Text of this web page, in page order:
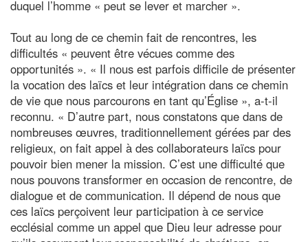
duquel l’homme « peut se lever et marcher ».
Tout au long de ce chemin fait de rencontres, les
difficultés « peuvent être vécues comme des
opportunités ». « Il nous est parfois difficile de présenter
la vocation des laïcs et leur intégration dans ce chemin
de vie que nous parcourons en tant qu’Église », a-t-il
reconnu. « D’autre part, nous constatons que dans de
nombreuses œuvres, traditionnellement gérées par des
religieux, on fait appel à des collaborateurs laïcs pour
pouvoir bien mener la mission. C’est une difficulté que
nous pouvons transformer en occasion de rencontre, de
dialogue et de communication. Il dépend de nous que
ces laïcs perçoivent leur participation à ce service
ecclésial comme un appel que Dieu leur adresse pour